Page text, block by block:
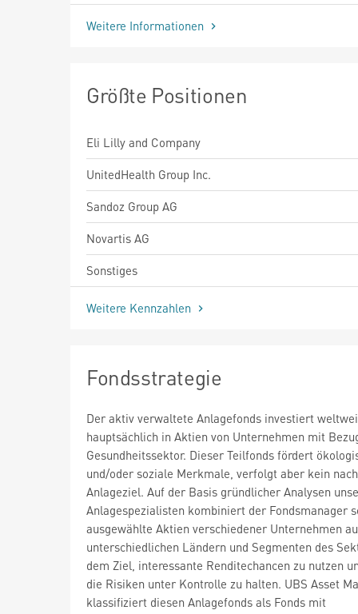
Weitere Informationen
Größte Positionen
Eli Lilly and Company
UnitedHealth Group Inc.
Sandoz Group AG
Novartis AG
Sonstiges
Weitere Kennzahlen
Fondsstrategie
Der aktiv verwaltete Anlagefonds investiert
hauptsächlich in Aktien von Unternehmen mit
Gesundheitssektor. Dieser Teilfonds fördert
und/oder soziale Merkmale, verfolgt aber kein
Anlageziel. Auf der Basis gründlicher Analysen
Anlagespezialisten kombiniert der Fondsmanager
ausgewählte Aktien verschiedener Unternehmen
unterschiedlichen Ländern und Segmenten des
dem Ziel, interessante Renditechancen zu nutzen
die Risiken unter Kontrolle zu halten. UBS Asset
klassifiziert diesen Anlagefonds als Fonds mit